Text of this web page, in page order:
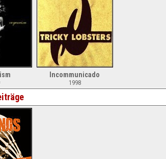
Incommunicado
1998